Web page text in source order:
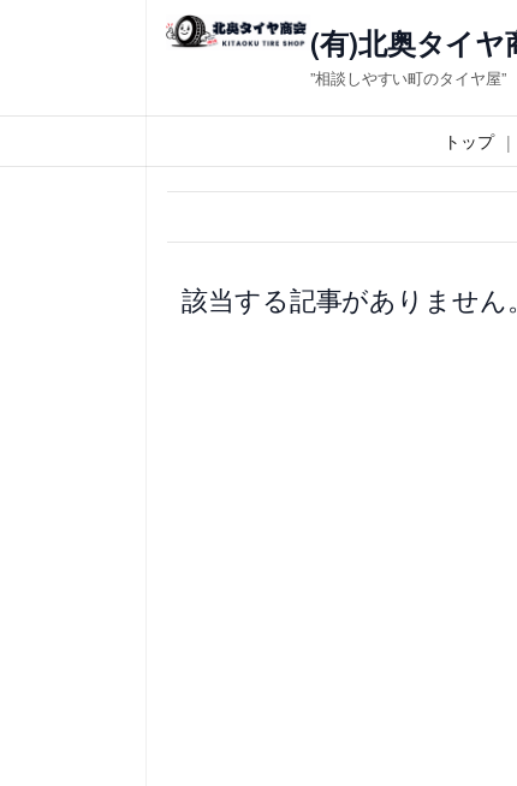
ス
キ
(有)北奥タイヤ
”相談しやすい町のタイヤ屋
トップ
該当する記事がありません。